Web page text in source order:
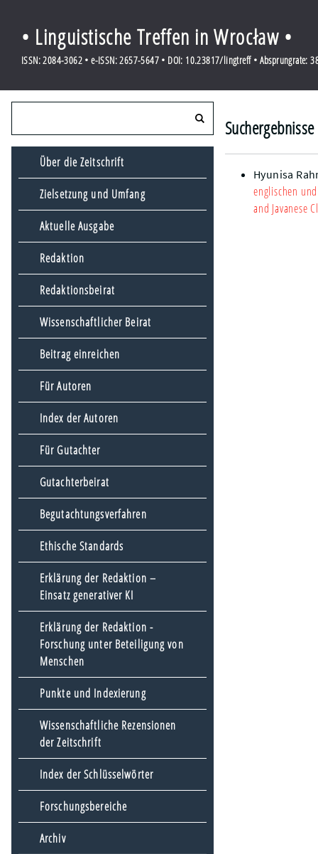
• Linguistische Treffen in Wrocław •
ISSN: 2084-3062 • e-ISSN: 2657-5647 • DOI: 10.23817/lingtreff • Absprungrate:
Über die Zeitschrift
Zielsetzung und Umfang
Aktuelle Ausgabe
Redaktion
Redaktionsbeirat
Wissenschaftlicher Beirat
Beitrag einreichen
Für Autoren
Index der Autoren
Für Gutachter
Gutachterbeirat
Begutachtungsverfahren
Ethische Standards
Erklärung der Redaktion –
Einsatz generativer KI
Erklärung der Redaktion -
Forschung unter Beteiligung von
Menschen
Punkte und Indexierung
Wissenschaftliche Rezensionen
der Zeitschrift
Index der Schlüsselwörter
Forschungsbereiche
Archiv
Hyunisa
englischen
and Javanese